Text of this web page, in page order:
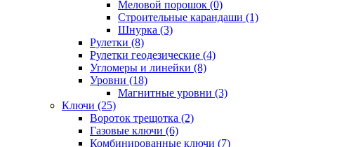
Меловой порошок (0)
Строительные карандаши (1)
Шнурка (3)
Рулетки (8)
Рулетки геодезические (4)
Угломеры и линейки (8)
Уровни (18)
Магнитные уровни (3)
Ключи (25)
Вороток трещотка (2)
Газовые ключи (6)
Комбинированные ключи (7)